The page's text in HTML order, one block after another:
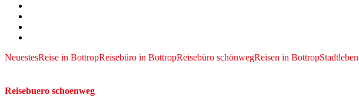
NeuestesReise in BottropReisebüro in BottropReisebüro schönwegReisen in BottropStadtleben
Reisebuero schoenweg